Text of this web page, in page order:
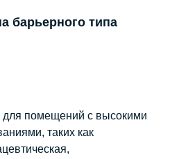
барьерного типа
помещений с высокими
таких как